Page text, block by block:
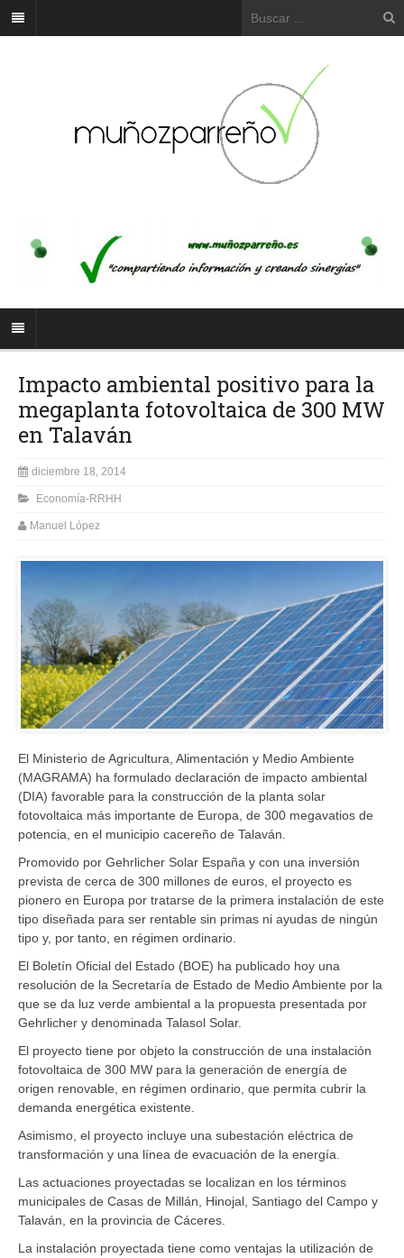
Impacto ambiental positivo para la
megaplanta fotovoltaica de 300 MW
en Talaván
diciembre 18, 2014
Economía-RRHH
Manuel López
El Ministerio de Agricultura, Alimentación y Medio Ambiente
(MAGRAMA) ha formulado declaración de impacto ambiental
(DIA) favorable para la construcción de la planta solar
fotovoltaica más importante de Europa, de 300 megavatios de
potencia, en el municipio cacereño de Talaván.
Promovido por Gehrlicher Solar España y con una inversión
prevista de cerca de 300 millones de euros, el proyecto es
pionero en Europa por tratarse de la primera instalación de este
tipo diseñada para ser rentable sin primas ni ayudas de ningún
tipo y, por tanto, en régimen ordinario.
El Boletín Oficial del Estado (BOE) ha publicado hoy una
resolución de la Secretaría de Estado de Medio Ambiente por la
que se da luz verde ambiental a la propuesta presentada por
Gehrlicher y denominada Talasol Solar.
El proyecto tiene por objeto la construcción de una instalación
fotovoltaica de 300 MW para la generación de energía de
origen renovable, en régimen ordinario, que permita cubrir la
demanda energética existente.
Asimismo, el proyecto incluye una subestación eléctrica de
transformación y una línea de evacuación de la energía.
Las actuaciones proyectadas se localizan en los términos
municipales de Casas de Millán, Hinojal, Santiago del Campo y
Talaván, en la provincia de Cáceres.
La instalación proyectada tiene como ventajas la utilización de